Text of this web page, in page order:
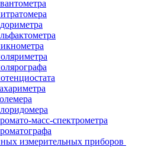
масс-спектрометра
измерительных приборов